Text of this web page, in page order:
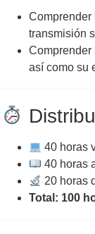
Comprender
transmisión
Comprender
así como su
40 horas
40 horas
20 horas
Total: 100